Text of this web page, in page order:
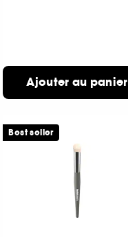
Ajouter au panier
Best seller